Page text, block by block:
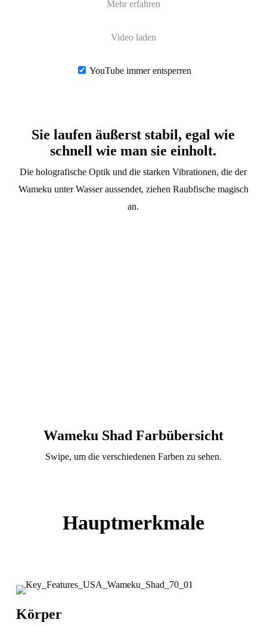
Mehr erfahren
Video laden
YouTube immer entsperren
Sie laufen äußerst stabil, egal wie
schnell wie man sie einholt.
Die holografische Optik und die starken Vibrationen, die der
Wameku unter Wasser aussendet, ziehen Raubfische magisch
an.
Wameku Shad Farbübersicht
Swipe, um die verschiedenen Farben zu sehen.
Hauptmerkmale
Körper